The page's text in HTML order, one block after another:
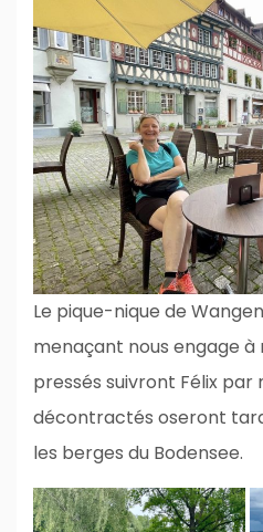
Le pique-nique de
menaçant nous engage
pressés suivront Félix par
décontractés oseront
les berges du Bodensee.